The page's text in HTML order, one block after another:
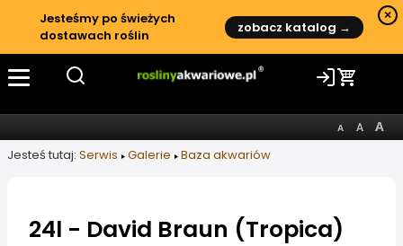
Jesteśmy po świeżych
dostawach roślin
zobacz katalog →
×
Jesteś tutaj: Serwis Galerie Baza akwariów
24l - David Braun (Tropica)